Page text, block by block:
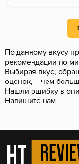
По данному вкусу
рекомендации по
Выбирая вкус,
оценок, – чем
Нашли ошибку в
Напишите нам